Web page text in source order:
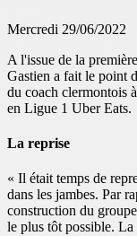
Mercredi 29/06/2022
A l'issue de la
Gastien a fait le point
du coach clermontois
en Ligue 1 Uber Eats.
La reprise
« Il était temps de
dans les jambes. Par
construction du
le plus tôt possible.